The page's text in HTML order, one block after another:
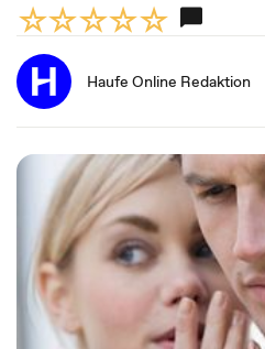
Haufe Online Redaktion